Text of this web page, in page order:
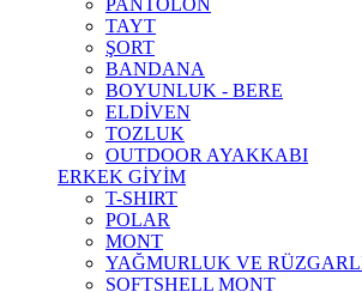
PANTOLON
TAYT
ŞORT
BANDANA
BOYUNLUK - BERE
ELDİVEN
TOZLUK
OUTDOOR AYAKKABI
ERKEK GİYİM
T-SHIRT
POLAR
MONT
YAĞMURLUK VE
SOFTSHELL MONT